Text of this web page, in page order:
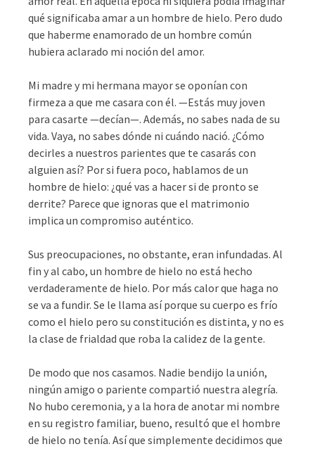
qué significaba amar a un hombre de hielo. Pero dudo
que haberme enamorado de un hombre común
hubiera aclarado mi noción del amor.
Mi madre y mi hermana mayor se oponían con
firmeza a que me casara con él. —Estás muy joven
para casarte —decían—. Además, no sabes nada de su
vida. Vaya, no sabes dónde ni cuándo nació. ¿Cómo
decirles a nuestros parientes que te casarás con
alguien así? Por si fuera poco, hablamos de un
hombre de hielo: ¿qué vas a hacer si de pronto se
derrite? Parece que ignoras que el matrimonio
implica un compromiso auténtico.
Sus preocupaciones, no obstante, eran infundadas. Al
fin y al cabo, un hombre de hielo no está hecho
verdaderamente de hielo. Por más calor que haga no
se va a fundir. Se le llama así porque su cuerpo es frío
como el hielo pero su constitución es distinta, y no es
la clase de frialdad que roba la calidez de la gente.
De modo que nos casamos. Nadie bendijo la unión,
ningún amigo o pariente compartió nuestra alegría.
No hubo ceremonia, y a la hora de anotar mi nombre
en su registro familiar, bueno, resultó que el hombre
de hielo no tenía. Así que simplemente decidimos que